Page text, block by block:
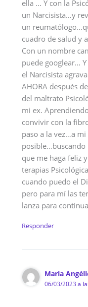
ella … Y con la
un Narcisista…y
un
cuadro de salud y
Con un nombre
puede googlear…
el Narcisista
AHORA después
del maltrato
mi ex.
convivir con la
paso a la vez…a
posible…buscando
que me haga feliz
terapias
cuando puedo el
pero para mí las
lanza para
Responder
Maria
06/03/2023 a